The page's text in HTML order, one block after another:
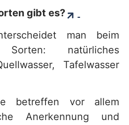
gibt es?
man beim
natürliches
Tafelwasser
betreffen vor allem
Anerkennung und